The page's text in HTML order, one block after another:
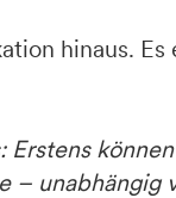
hinaus. Es
– unabhängig